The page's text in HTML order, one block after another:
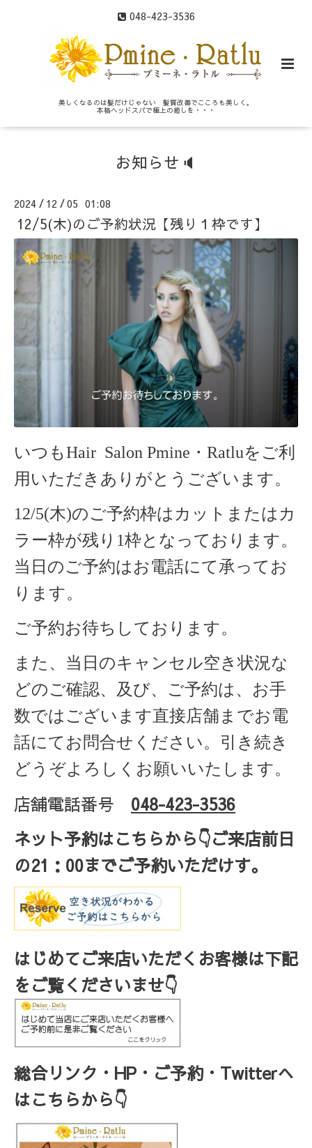
048-423-3536
美しくなるのは髪だけじゃない 髪質改善でこころも美しく。
本格ヘッドスパで極上の癒しを・・・
お知らせ🔈
2024 / 12 /05 01:08
12/5(木)のご予約状況【残り１枠です】
いつもHair Salon Pmine・Ratluをご利
用いただきありがとうございます。
12/5(木)のご予約枠はカットまたはカ
ラー枠が残り1枠となっております。
当日のご予約はお電話にて承ってお
ります。
ご予約お待ちしております。
また、当日のキャンセル空き状況な
どのご確認、及び、ご予約は、お手
数ではございます直接店舗までお電
話にてお問合せください。引き続き
どうぞよろしくお願いいたします。
店舗電話番号 048-423-3536
ネット予約はこちらから👇ご来店前日
の21 ： 00までご予約いただけす。
はじめてご来店いただくお客様は下記
をご覧くださいませ👇
総合リンク・HP・ご予約・Twitterへ
はこちらから👇